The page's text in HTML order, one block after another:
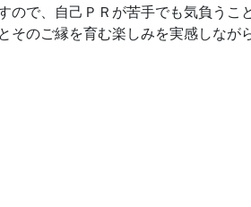
で、自己ＰＲが苦手でも気負う
のご縁を育む楽しみを実感しなが